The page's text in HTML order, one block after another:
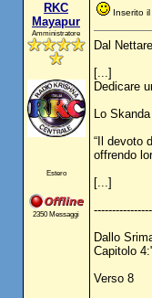
RKC
Mayapur
Amministratore
Estero
2350 Messaggi
Inserito
Dal
[...]
Dedicare
Lo
“Il devoto
offrendo
[...]
Dallo
Capitolo
Verso 8